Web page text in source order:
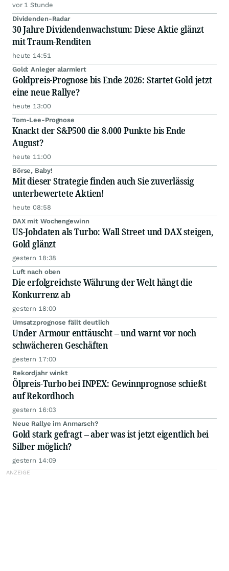
vor 1 Stunde
Dividenden-Radar
30 Jahre Dividendenwachstum: Diese Aktie glänzt
mit Traum-Renditen
heute 14:51
Gold: Anleger alarmiert
Goldpreis-Prognose bis Ende 2026: Startet Gold jetzt
eine neue Rallye?
heute 13:00
Tom-Lee-Prognose
Knackt der S&P500 die 8.000 Punkte bis Ende
August?
heute 11:00
Börse, Baby!
Mit dieser Strategie finden auch Sie zuverlässig
unterbewertete Aktien!
heute 08:58
DAX mit Wochengewinn
US-Jobdaten als Turbo: Wall Street und DAX steigen,
Gold glänzt
gestern 18:38
Luft nach oben
Die erfolgreichste Währung der Welt hängt die
Konkurrenz ab
gestern 18:00
Umsatzprognose fällt deutlich
Under Armour enttäuscht – und warnt vor noch
schwächeren Geschäften
gestern 17:00
Rekordjahr winkt
Ölpreis-Turbo bei INPEX: Gewinnprognose schießt
auf Rekordhoch
gestern 16:03
Neue Rallye im Anmarsch?
Gold stark gefragt – aber was ist jetzt eigentlich bei
Silber möglich?
gestern 14:09